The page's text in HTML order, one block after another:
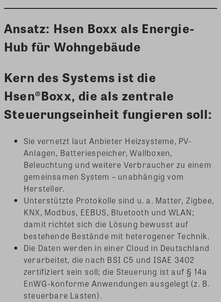
Ansatz: Hsen Boxx als Energie-
Hub für Wohngebäude
Kern des Systems ist die
Hsen®Boxx, die als zentrale
Steuerungseinheit fungieren soll:
Sie vernetzt laut Anbieter Heizsysteme, PV-
Anlagen, Batteriespeicher, Wallboxen,
Beleuchtung und weitere Verbraucher zu einem
gemeinsamen System – unabhängig vom
Hersteller.
Unterstützte Protokolle sind u. a. Matter, Zigbee,
KNX, Modbus, EEBUS, Bluetooth und WLAN;
damit richtet sich die Lösung bewusst auf
bestehende Bestände mit heterogener Technik.
Die Daten werden in einer Cloud in Deutschland
verarbeitet, die nach BSI C5 und ISAE 3402
zertifiziert sein soll; die Steuerung ist auf § 14a
EnWG-konforme Anwendungen ausgelegt (z. B.
steuerbare Lasten).